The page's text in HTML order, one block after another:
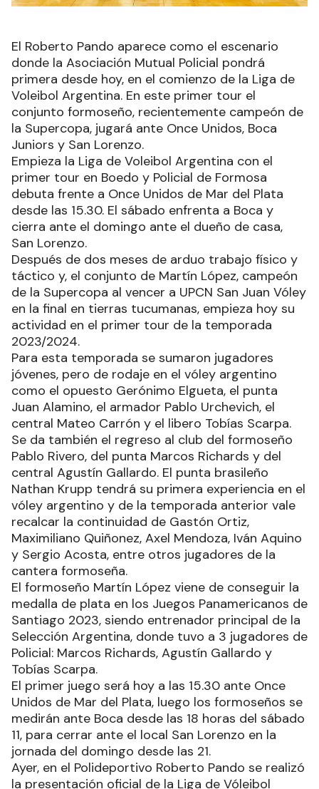
El Roberto Pando aparece como el escenario
donde la Asociación Mutual Policial pondrá
primera desde hoy, en el comienzo de la Liga de
Voleibol Argentina. En este primer tour el
conjunto formoseño, recientemente campeón de
la Supercopa, jugará ante Once Unidos, Boca
Juniors y San Lorenzo.
Empieza la Liga de Voleibol Argentina con el
primer tour en Boedo y Policial de Formosa
debuta frente a Once Unidos de Mar del Plata
desde las 15.30. El sábado enfrenta a Boca y
cierra ante el domingo ante el dueño de casa,
San Lorenzo.
Después de dos meses de arduo trabajo físico y
táctico y, el conjunto de Martín López, campeón
de la Supercopa al vencer a UPCN San Juan Vóley
en la final en tierras tucumanas, empieza hoy su
actividad en el primer tour de la temporada
2023/2024.
Para esta temporada se sumaron jugadores
jóvenes, pero de rodaje en el vóley argentino
como el opuesto Gerónimo Elgueta, el punta
Juan Alamino, el armador Pablo Urchevich, el
central Mateo Carrón y el libero Tobías Scarpa.
Se da también el regreso al club del formoseño
Pablo Rivero, del punta Marcos Richards y del
central Agustín Gallardo. El punta brasileño
Nathan Krupp tendrá su primera experiencia en el
vóley argentino y de la temporada anterior vale
recalcar la continuidad de Gastón Ortiz,
Maximiliano Quiñonez, Axel Mendoza, Iván Aquino
y Sergio Acosta, entre otros jugadores de la
cantera formoseña.
El formoseño Martín López viene de conseguir la
medalla de plata en los Juegos Panamericanos de
Santiago 2023, siendo entrenador principal de la
Selección Argentina, donde tuvo a 3 jugadores de
Policial: Marcos Richards, Agustín Gallardo y
Tobías Scarpa.
El primer juego será hoy a las 15.30 ante Once
Unidos de Mar del Plata, luego los formoseños se
medirán ante Boca desde las 18 horas del sábado
11, para cerrar ante el local San Lorenzo en la
jornada del domingo desde las 21.
Ayer, en el Polideportivo Roberto Pando se realizó
la presentación oficial de la Liga de Vóleibol